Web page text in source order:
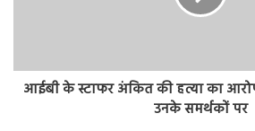
आईबी के स्टाफर अंकित की हत्या का
उनके समर्थकों पर